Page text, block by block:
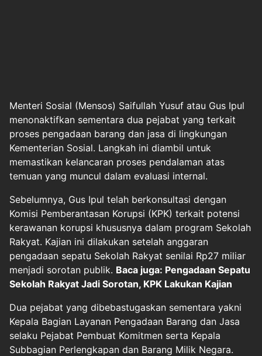
Menteri Sosial (Mensos) Saifullah Yusuf atau Gus Ipul
menonaktifkan sementara dua pejabat yang terkait
proses pengadaan barang dan jasa di lingkungan
Kementerian Sosial. Langkah ini diambil untuk
memastikan kelancaran proses pendalaman atas
temuan yang muncul dalam evaluasi internal.
Sebelumnya, Gus Ipul telah berkonsultasi dengan
Komisi Pemberantasan Korupsi (KPK) terkait potensi
kerawanan korupsi khususnya dalam program Sekolah
Rakyat. Kajian ini dilakukan setelah anggaran
pengadaan sepatu Sekolah Rakyat senilai Rp27 miliar
menjadi sorotan publik. Baca juga: Pengadaan Sepatu
Sekolah Rakyat Jadi Sorotan, KPK Lakukan Kajian
Dua pejabat yang dibebastugaskan sementara yakni
Kepala Bagian Layanan Pengadaan Barang dan Jasa
selaku Pejabat Pembuat Komitmen serta Kepala
Subbagian Perlengkapan dan Barang Milik Negara.